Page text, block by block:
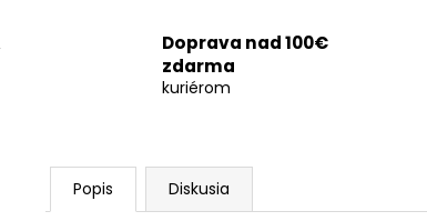
Doprava nad 100€
zdarma
kuriérom
Popis Diskusia